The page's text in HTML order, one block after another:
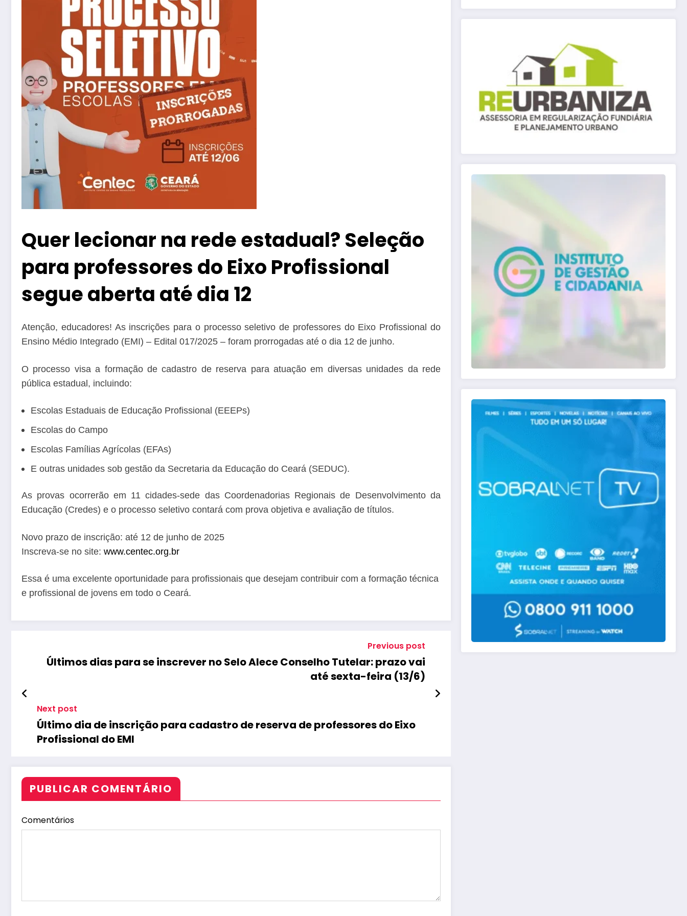
Quer lecionar na rede estadual? Seleção
para professores do Eixo Profissional
segue aberta até dia 12
Atenção, educadores! As inscrições para o processo seletivo de professores do Eixo Profissional do
Ensino Médio Integrado (EMI) – Edital 017/2025 – foram prorrogadas até o dia 12 de junho.
O processo visa a formação de cadastro de reserva para atuação em diversas unidades da rede
pública estadual, incluindo:
Escolas Estaduais de Educação Profissional (EEEPs)
Escolas do Campo
Escolas Famílias Agrícolas (EFAs)
E outras unidades sob gestão da Secretaria da Educação do Ceará (SEDUC).
As provas ocorrerão em 11 cidades-sede das Coordenadorias Regionais de Desenvolvimento da
Educação (Credes) e o processo seletivo contará com prova objetiva e avaliação de títulos.
Novo prazo de inscrição: até 12 de junho de 2025
️Inscreva-se no site: www.centec.org.br
Essa é uma excelente oportunidade para profissionais que desejam contribuir com a formação técnica
e profissional de jovens em todo o Ceará.
Previous post
Últimos dias para se inscrever no Selo Alece Conselho Tutelar: prazo vai
até sexta-feira (13/6)
Next post
Último dia de inscrição para cadastro de reserva de professores do Eixo
Profissional do EMI
PUBLICAR COMENTÁRIO
Comentários